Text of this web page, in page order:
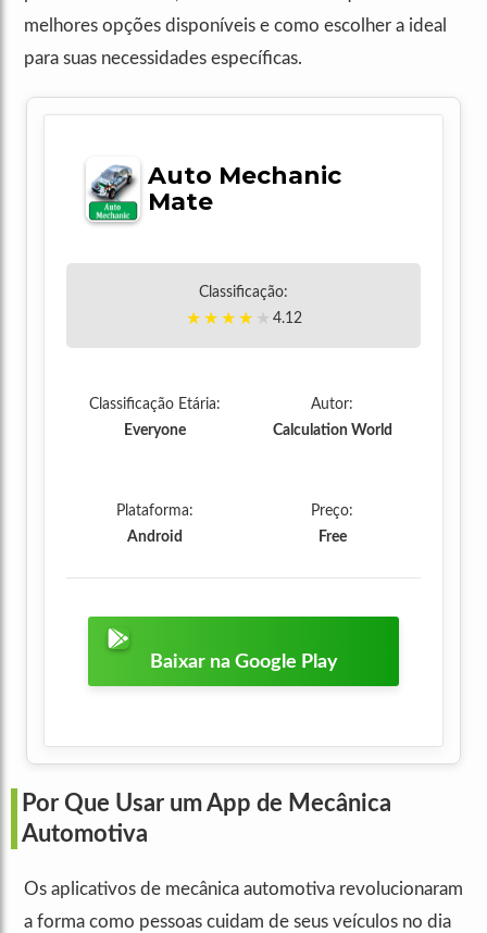
melhores opções disponíveis e como escolher a ideal
para suas necessidades específicas.
Auto Mechanic
Mate
Classificação:
★ ★ ★ ★ ★ 4.12
Classificação Etária:
Everyone
Autor:
Calculation World
Plataforma:
Android
Preço:
Free
Baixar na Google Play
Por Que Usar um App de Mecânica
Automotiva
Os aplicativos de mecânica automotiva revolucionaram
a forma como pessoas cuidam de seus veículos no dia